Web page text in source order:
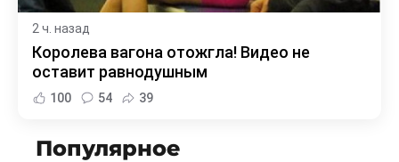
2 ч. назад
Королева вагона отожгла! Видео не
оставит равнодушным
100 54 39
Популярное